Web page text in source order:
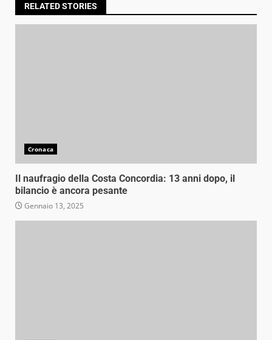
RELATED STORIES
Cronaca
Il naufragio della Costa Concordia: 13 anni dopo, il
bilancio è ancora pesante
Gennaio 13, 2025